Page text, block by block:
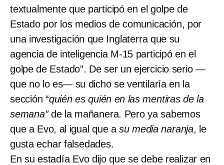
textualmente que participó en el golpe de
Estado por los medios de comunicación, por
una investigación que Inglaterra que su
agencia de inteligencia M-15 participó en el
golpe de Estado”. De ser un ejercicio serio —
que no lo es— su dicho se ventilaría en la
sección “quién es quién en las mentiras de la
semana”de la mañanera. Pero ya sabemos
que a Evo, al igual que asu media naranja, le
gusta echar falsedades.
En su estadía Evo dijo que se debe realizar en